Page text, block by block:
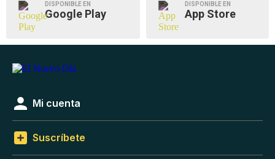
DISPONIBLE EN
Google Play
DISPONIBLE EN
App Store
Mi cuenta
Suscríbete